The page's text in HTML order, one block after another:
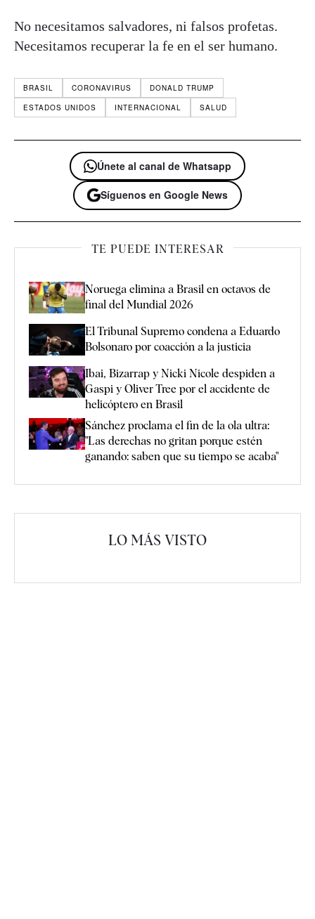
No necesitamos salvadores, ni falsos profetas.
Necesitamos recuperar la fe en el ser humano.
BRASIL CORONAVIRUS
DONALD TRUMP
ESTADOS UNIDOS
INTERNACIONAL SALUD
Únete al canal de Whatsapp
Síguenos en Google News
TE PUEDE INTERESAR
Noruega elimina a Brasil en octavos de
final del Mundial 2026
El Tribunal Supremo condena a Eduardo
Bolsonaro por coacción a la justicia
Ibai, Bizarrap y Nicki Nicole despiden a
Gaspi y Oliver Tree por el accidente de
helicóptero en Brasil
Sánchez proclama el fin de la ola ultra:
"Las derechas no gritan porque estén
ganando: saben que su tiempo se acaba"
LO MÁS VISTO